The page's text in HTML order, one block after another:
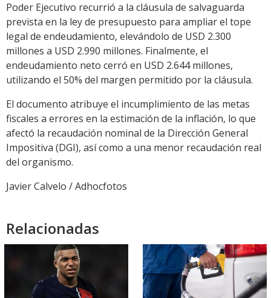
Poder Ejecutivo recurrió a la cláusula de salvaguarda
prevista en la ley de presupuesto para ampliar el tope
legal de endeudamiento, elevándolo de USD 2.300
millones a USD 2.990 millones. Finalmente, el
endeudamiento neto cerró en USD 2.644 millones,
utilizando el 50% del margen permitido por la cláusula.
El documento atribuye el incumplimiento de las metas
fiscales a errores en la estimación de la inflación, lo que
afectó la recaudación nominal de la Dirección General
Impositiva (DGI), así como a una menor recaudación real
del organismo.
Javier Calvelo / Adhocfotos
Relacionadas